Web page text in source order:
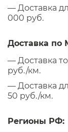
— Доставка
000 руб.
Доставка по
— Доставка
руб./км.
— Доставка
50 руб./км.
Регионы РФ: